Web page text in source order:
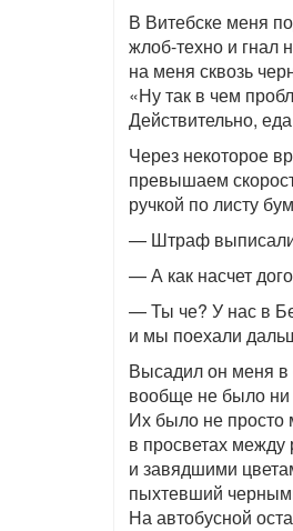
В Витебске меня
жлоб-техно и гнал
на меня сквозь
«Ну так в чем
Действительно,
Через некоторое
превышаем
ручкой по листу
— Штраф
— А как насчет
— Ты че? У нас в
и мы поехали
Высадил он меня в
вообще не было
Их было не просто
в просветах
и завядшими
пыхтевший
На автобусной